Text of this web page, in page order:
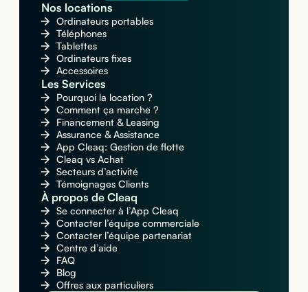
Nos locations
Ordinateurs portables
Téléphones
Tablettes
Ordinateurs fixes
Accessoires
Les Services
Pourquoi la location ?
Comment ça marche ?
Financement & Leasing
Assurance & Assistance
App Cleaq: Gestion de flotte
Cleaq vs Achat
Secteurs d’activité
Témoignages Clients
À propos de Cleaq
Se connecter à l’App Cleaq
Contacter l’équipe commerciale
Contacter l’équipe partenariat
Centre d’aide
FAQ
Blog
Offres aux particuliers